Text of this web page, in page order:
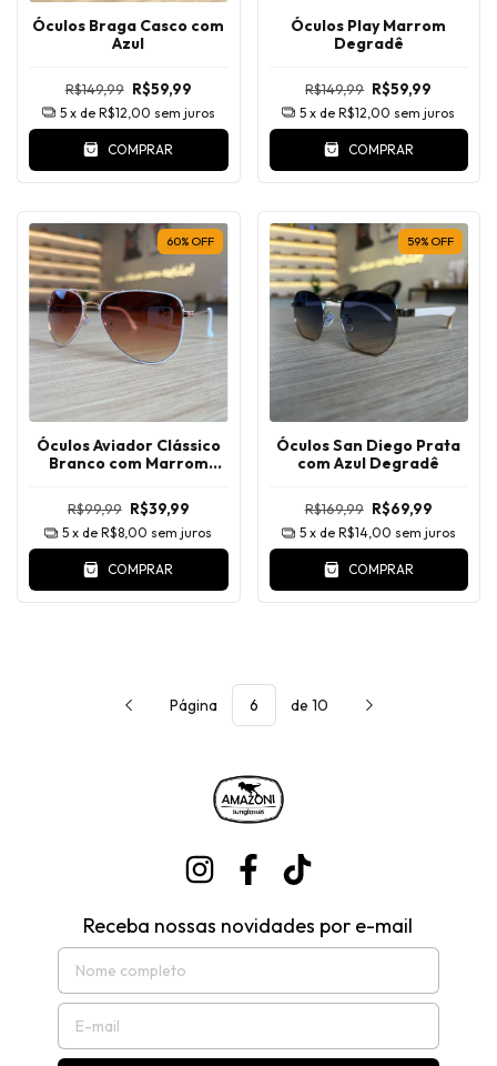
Óculos Braga Casco com
Azul
R$149,99 R$59,99
5 x de R$12,00 sem juros
COMPRAR
Óculos Play Marrom
Degradê
R$149,99 R$59,99
5 x deR$12,00 sem juros
COMPRAR
60% OFF
Óculos Aviador Clássico
Branco com Marrom
R$99,99 R$39,99
5 x deR$8,00 sem juros
COMPRAR
59% OFF
Óculos San Diego Prata
com Azul Degradê
R$169,99 R$69,99
5 x de R$14,00 sem juros
COMPRAR
Página de 10
Receba nossas novidades por e-mail